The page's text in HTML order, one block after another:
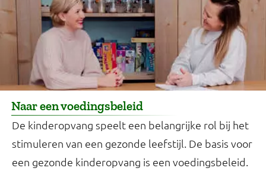
Naar een voedingsbeleid
De kinderopvang speelt een belangrijke rol bij het
stimuleren van een gezonde leefstijl. De basis voor
een gezonde kinderopvang is een voedingsbeleid.